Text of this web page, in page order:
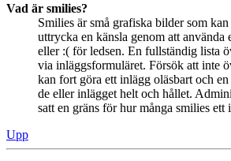
Vad är smilies?
Smilies är små grafiska bilder som
uttrycka en känsla genom att
eller :( för ledsen. En fullständig lista
via inläggsformuläret. Försök att inte
kan fort göra ett inlägg oläsbart och
de eller inlägget helt och hållet.
satt en gräns för hur många smilies ett
Upp